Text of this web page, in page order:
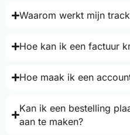
Waarom werkt mijn
Hoe kan ik een factuur
Hoe maak ik een
Kan ik een bestelling
aan te maken?